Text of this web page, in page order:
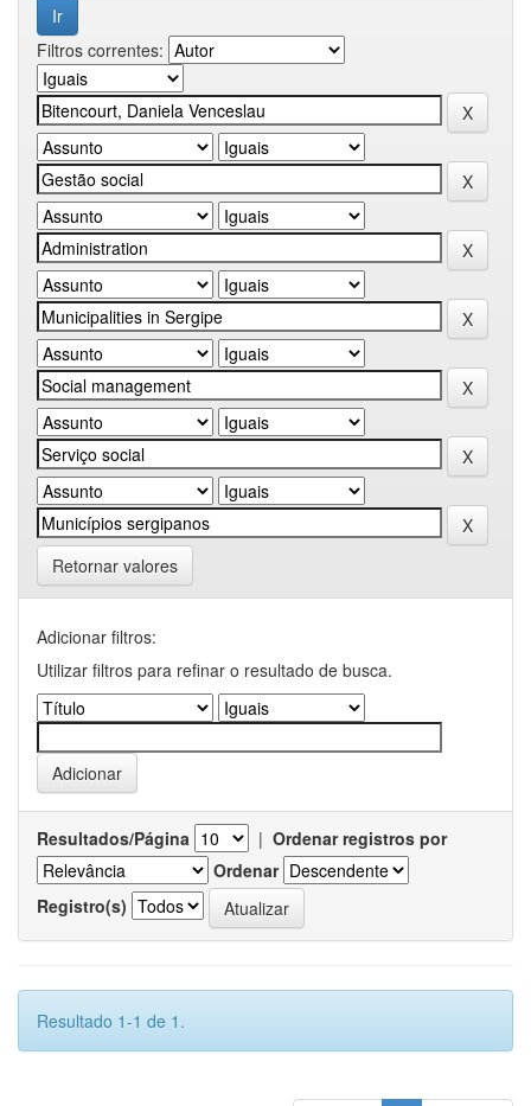
Filtros correntes:
Retornar valores
Adicionar filtros:
Utilizar filtros para refinar o resultado de busca.
Resultados/Página | Ordenar registros por
Ordenar
Registro(s)
Resultado 1-1 de 1.